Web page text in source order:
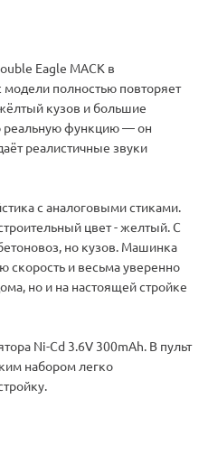
Eagle MACK в
полностью повторяет
кузов и большие
реальную функцию — он
реалистичные звуки
с аналоговыми стиками.
цвет - желтый. С
но кузов. Машинка
скорость и весьма уверенно
но и на настоящей стройке
Ni-Cd 3.6V 300mAh. В пульт
набором легко